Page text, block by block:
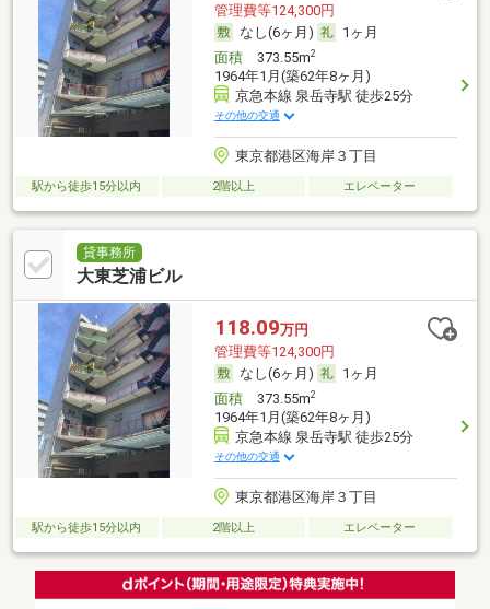
管理費等124,300円
なし(6ヶ月)
1ヶ月
面積373.55m2
1964年1月(築62年8ヶ月)
京急本線 泉岳寺駅 徒歩25分
その他の交通
東京都港区海岸３丁目
駅から徒歩15分以内 2階以上 エレベーター
貸事務所
大東芝浦ビル
118.09万円
管理費等124,300円
なし(6ヶ月)
1ヶ月
面積373.55m2
1964年1月(築62年8ヶ月)
京急本線 泉岳寺駅 徒歩25分
その他の交通
東京都港区海岸３丁目
駅から徒歩15分以内 2階以上 エレベーター